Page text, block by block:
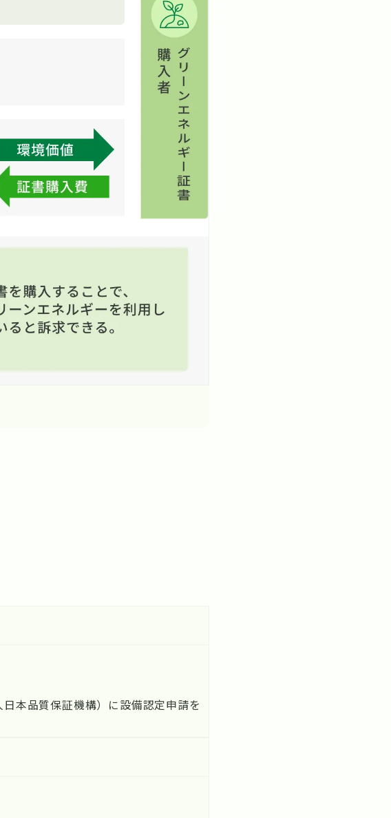
本品質保証機構）に設備認定申請を